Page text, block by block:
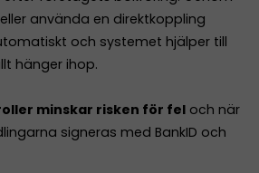
använda en direktkoppling
och systemet hjälper till
hänger ihop.
minskar risken för fel och när
signeras med BankID och